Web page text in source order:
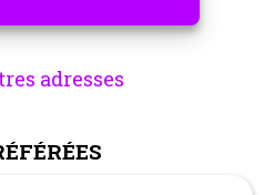
adresses